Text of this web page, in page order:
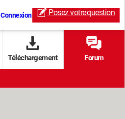
Connexion Posez votrequestion
Téléchargement Forum